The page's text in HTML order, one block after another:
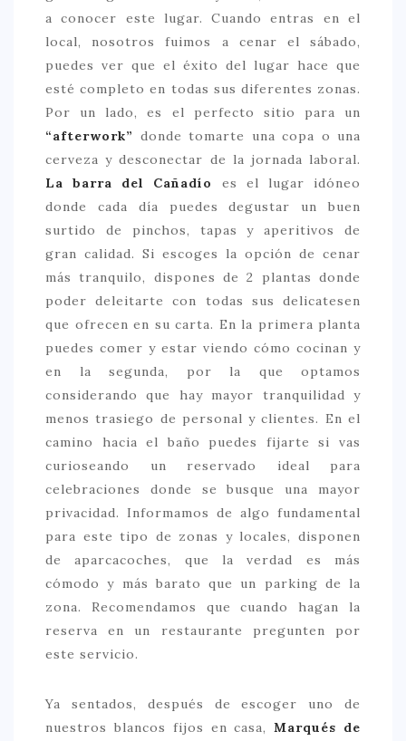
SELECCIONES MESADE2
MAPA
POR SUS BAÑOS…
a conocer este lugar. Cuando entras en el
local, nosotros fuimos a cenar el sábado,
puedes ver que el éxito del lugar hace que
esté completo en todas sus diferentes zonas.
Por un lado, es el perfecto sitio para un
“afterwork” donde tomarte una copa o una
cerveza y desconectar de la jornada laboral.
La barra del Cañadío
es el lugar idóneo
donde cada día puedes degustar un buen
surtido de pinchos, tapas y aperitivos de
gran calidad. Si escoges la opción de cenar
más tranquilo, dispones de 2 plantas donde
poder deleitarte con todas sus delicatesen
que ofrecen en su carta. En la primera planta
puedes comer y estar viendo cómo cocinan y
en la segunda, por la que optamos
considerando que hay mayor tranquilidad y
menos trasiego de personal y clientes. En el
camino hacia el baño puedes fijarte si vas
curioseando un reservado ideal para
celebraciones donde se busque una mayor
privacidad. Informamos de algo fundamental
para este tipo de zonas y locales, disponen
de aparcacoches, que la verdad es más
cómodo y más barato que un parking de la
zona. Recomendamos que cuando hagan la
reserva en un restaurante pregunten por
este servicio.
Ya sentados, después de escoger uno de
nuestros blancos fijos en casa,Marqués de